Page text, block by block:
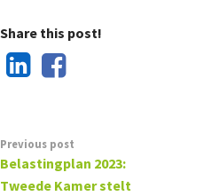
Share this post!
Previous post
Belastingplan 2023:
Tweede Kamer stelt